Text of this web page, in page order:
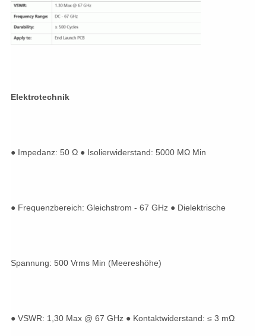
Elektrotechnik
● Impedanz: 50 Ω ● Isolierwiderstand: 5000 MΩ Min
● Frequenzbereich: Gleichstrom - 67 GHz ● Dielektrische
Spannung: 500 Vrms Min (Meereshöhe)
● VSWR: 1,30 Max @ 67 GHz ● Kontaktwiderstand: ≤ 3 mΩ